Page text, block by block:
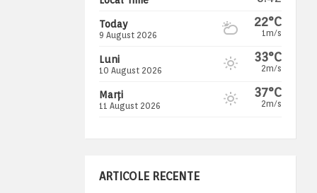
Today
9 August 2026
22°C
1m/s
Luni
10 August 2026
33°C
2m/s
Marți
11 August 2026
37°C
2m/s
ARTICOLE RECENTE